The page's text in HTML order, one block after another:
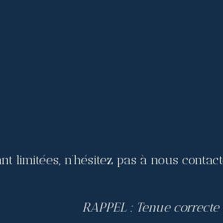
limitées, n’hésitez pas à nous
RAPPEL : Tenue